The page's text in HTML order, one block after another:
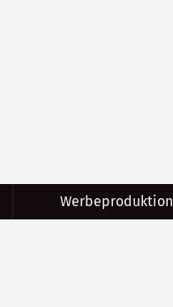
Werbeproduktion